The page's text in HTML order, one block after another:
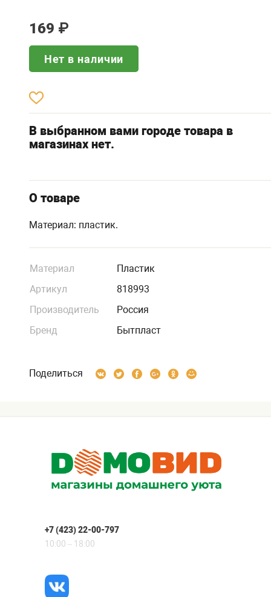
169 ₽
Нет в наличии
В выбранном вами городе товара в
магазинах нет.
О товаре
Материал: пластик.
Материал
Пластик
Артикул
818993
Производитель
Россия
Бренд
Бытпласт
Поделиться
+7 (423) 22-00-797
10:00 – 18:00